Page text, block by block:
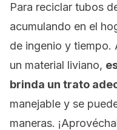
Para reciclar tubos
acumulando en el
de ingenio y tiempo.
un material liviano,
brinda un trato
manejable y se
maneras.